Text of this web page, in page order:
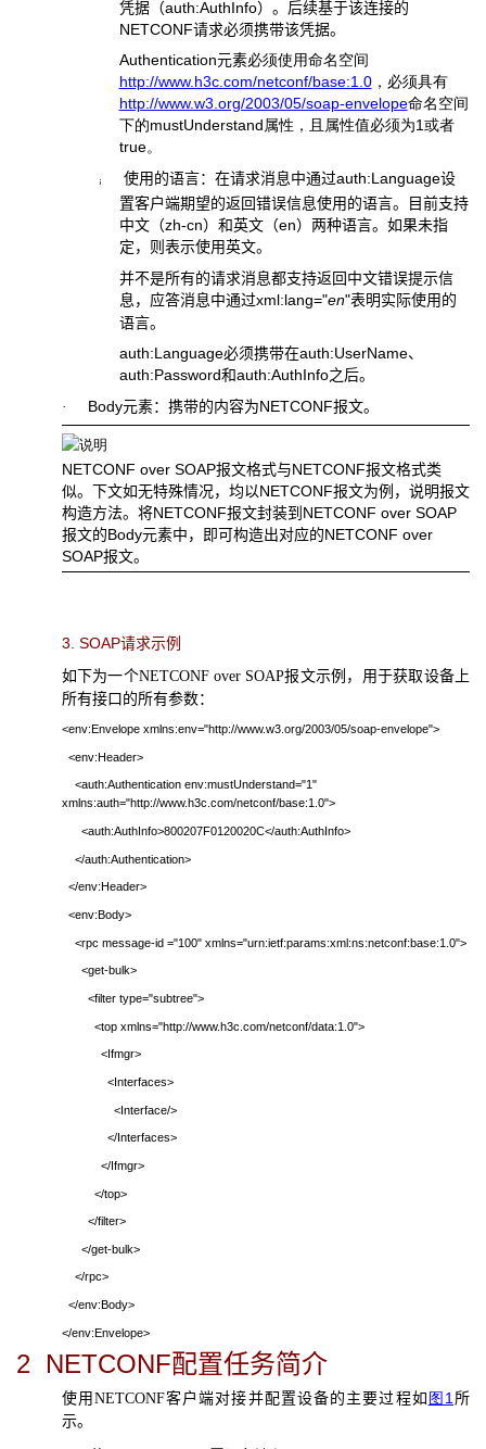
凭据（auth:AuthInfo）。后续基于该连接的
NETCONF请求必须携带该凭据。
Authentication元素必须使用命名空间
http://www.h3c.com/netconf/base:1.0，必须具有
http://www.w3.org/2003/05/soap-envelope命名空间
下的mustUnderstand属性，且属性值必须为1或者
true。
¡ 使用的语言：在请求消息中通过auth:Language设
置客户端期望的返回错误信息使用的语言。目前支持
中文（zh-cn）和英文（en）两种语言。如果未指
定，则表示使用英文。
并不是所有的请求消息都支持返回中文错误提示信
息，应答消息中通过xml:lang="en"表明实际使用的
语言。
auth:Language必须携带在auth:UserName、
auth:Password和auth:AuthInfo之后。
· Body元素：携带的内容为NETCONF报文。
NETCONF over SOAP报文格式与NETCONF报文格式类
似。下文如无特殊情况，均以NETCONF报文为例，说明报文
构造方法。将NETCONF报文封装到 NETCONF over SOAP
报文的Body元素中，即可构造出对应的NETCONF over
SOAP报文。
3. SOAP请求示例
如下为一个NETCONF over SOAP报文示例，用于获取设备上
所有接口的所有参数：
<env:Envelope xmlns:env="http://www.w3.org/2003/05/soap-envelope">
<env:Header>
<auth:Authentication env:mustUnderstand="1"
xmlns:auth="http://www.h3c.com/netconf/base:1.0">
<auth:AuthInfo>800207F0120020C</auth:AuthInfo>
</auth:Authentication>
</env:Header>
<env:Body>
<rpc message-id ="100" xmlns="urn:ietf:params:xml:ns:netconf:base:1.0">
<get-bulk>
<filter type="subtree">
<top xmlns="http://www.h3c.com/netconf/data:1.0">
<Ifmgr>
<Interfaces>
<Interface/>
</Interfaces>
</Ifmgr>
</top>
</filter>
</get-bulk>
</rpc>
</env:Body>
</env:Envelope>
2 NETCONF配置任务简介
使用 NETCONF客户端对接并配置设备的主要过程如 图 1所
示。